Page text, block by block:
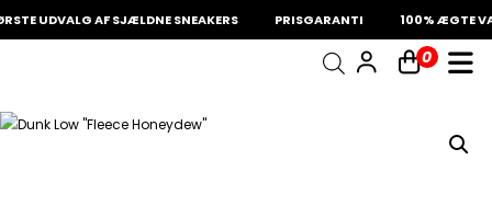
UDVALG AF SJÆLDNE SNEAKERS PRISGARANTI 100% ÆGTE
0